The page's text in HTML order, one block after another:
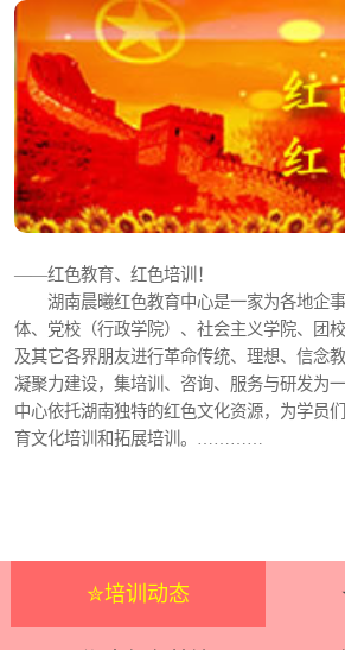
——红色教育、红色培训！
湖南晨曦红色教育中心是一家为各地企事
体、党校（行政学院）、社会主义学院、团
及其它各界朋友进行革命传统、理想、信念
凝聚力建设，集培训、咨询、服务与研发为
中心依托湖南独特的红色文化资源，为学员
育文化培训和拓展培训。…………
✮培训动态